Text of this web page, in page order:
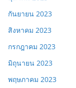
กันยายน 2023
สิงหาคม 2023
กรกฎาคม 2023
มิถุนายน 2023
พฤษภาคม 2023